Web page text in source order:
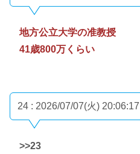
地方公立大学の准教授
41歳800万くらい
24 : 2026/07/07(火)
>>23